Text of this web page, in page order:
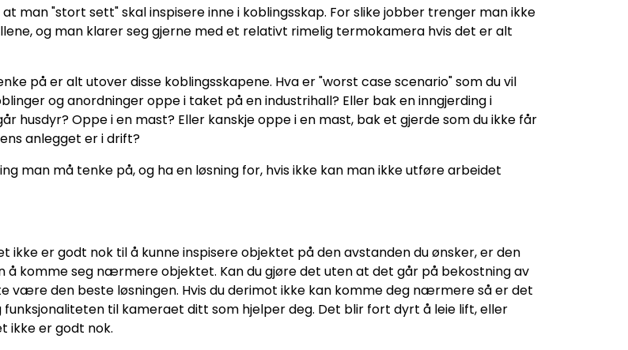
man "stort sett" skal inspisere inne i koblingsskap. For slike jobber trenger man ikke
og man klarer seg gjerne med et relativt rimelig termokamera hvis det er alt
på er alt utover disse koblingsskapene. Hva er "worst case scenario" som du vil
og anordninger oppe i taket på en industrihall? Eller bak en inngjerding i
husdyr? Oppe i en mast? Eller kanskje oppe i en mast, bak et gjerde som du ikke får
anlegget er i drift?
man må tenke på, og ha en løsning for, hvis ikke kan man ikke utføre arbeidet
ikke er godt nok til å kunne inspisere objektet på den avstanden du ønsker, er den
å komme seg nærmere objektet. Kan du gjøre det uten at det går på bekostning av
være den beste løsningen. Hvis du derimot ikke kan komme deg nærmere så er det
funksjonaliteten til kameraet ditt som hjelper deg. Det blir fort dyrt å leie lift, eller
ikke er godt nok.